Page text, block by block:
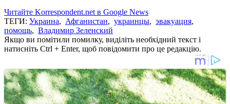
Читайте Korrespondent.net в Google News
ТЕГИ: Украина, Афганистан, украинцы, эвакуация,
помощь, Владимир Зеленский
Якщо ви помітили помилку, виділіть необхідний текст і
натисніть Ctrl + Enter, щоб повідомити про це редакцію.